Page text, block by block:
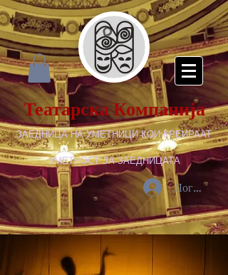
Театарска Компанија
ЗАЕДНИЦА НА УМЕТНИЦИ КОИ КРЕИРААТ
УМЕТНОСТ ЗА ЗАЕДНИЦАТА
Логирај се